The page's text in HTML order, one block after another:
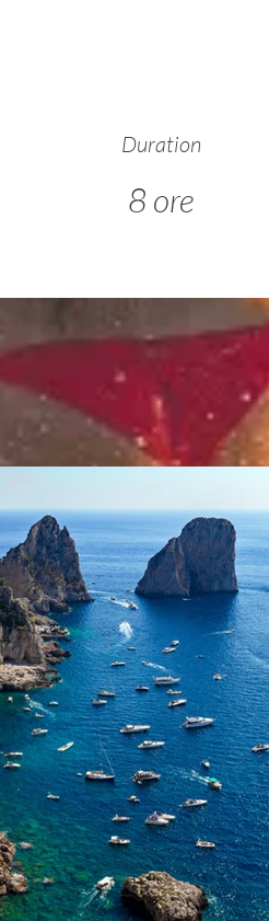
8 ore
Duration